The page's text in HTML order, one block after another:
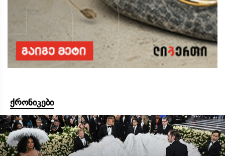
ქრონიკები